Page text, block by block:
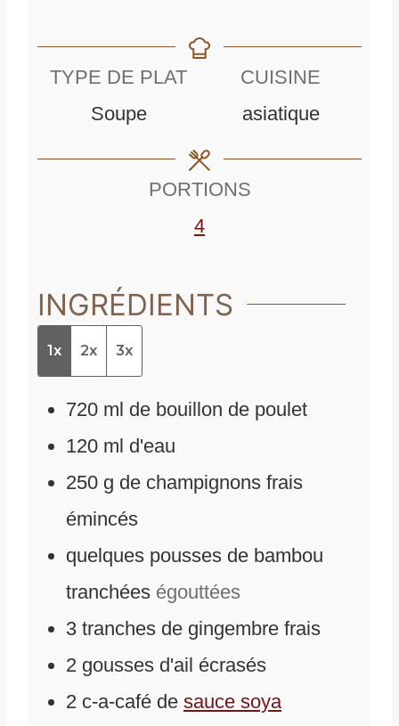
u
s
TYPE DE PLAT
Soupe
CUISINE
asiatique
PORTIONS
4
INGRÉDIENTS
1x 2x 3x
720 ml de bouillon de poulet
120 ml d'eau
250 g de champignons frais
émincés
quelques pousses de bambou
tranchées égouttées
3 tranches de gingembre frais
2 gousses d'ail écrasés
2 c-a-café de sauce soya